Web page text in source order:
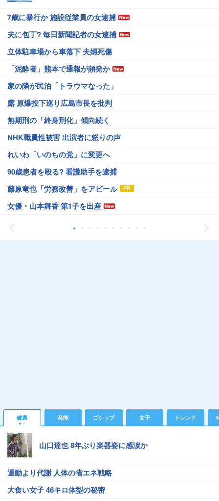
7歳に暴行か 施設従業員の女逮捕
夫に包丁? 毎日新聞記者の女逮捕
立体駐車場から車落下 夫婦死傷
「泥酔者」熊本で通報が頻発か
家の隣が民泊「トラウマなった」
露 原爆投下巡り広島市長を批判
無期刑の「終身刑化」傾向続く
NHK職員性被害 出演者に怒りの声
れいわ「いのちの党」に変更へ
90歳患者を殴る? 看護助手を逮捕
藤原竜也「労務改善」をアピール
女優・山本舞香 第1子を出産
健康 芸能 ゴシップ 女子 トレンド
山口達也 8年ぶり楽器姿に感涙か
運動より代謝 人体の省エネ戦略
大食い女子 46キロ体型の秘密